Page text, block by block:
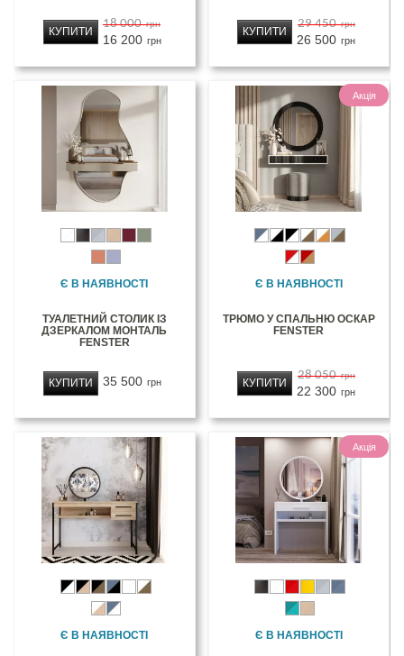
18 000 грн
16 200 грн
КУПИТИ
29 450 грн
26 500 грн
КУПИТИ
Є В НАЯВНОСТІ
ТУАЛЕТНИЙ СТОЛИК ІЗ
ДЗЕРКАЛОМ МОНТАЛЬ
FENSTER
35 500 грн
КУПИТИ
Акція
Є В НАЯВНОСТІ
ТРЮМО У СПАЛЬНЮ ОСКАР
FENSTER
28 050 грн
22 300 грн
КУПИТИ
Є В НАЯВНОСТІ
Акція
Є В НАЯВНОСТІ